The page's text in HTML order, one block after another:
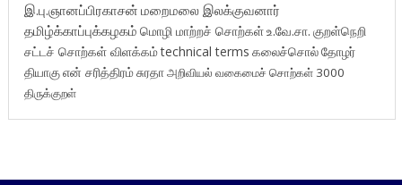
இ.பு.ஞானப்பிரகாசன் மறைமலை இலக்குவனார்
தமிழ்க்காப்புக்கழகம் மொழி மாற்றச் சொற்கள்உ.வே.சா. குறள்நெறி
சட்டச் சொற்கள் விளக்கம்technical terms கலைச்சொல்தோழர்
தியாகுஎன் சரித்திரம்சுரதாஅறிவியல் வகைமைச் சொற்கள் 3000
திருக்குறள்